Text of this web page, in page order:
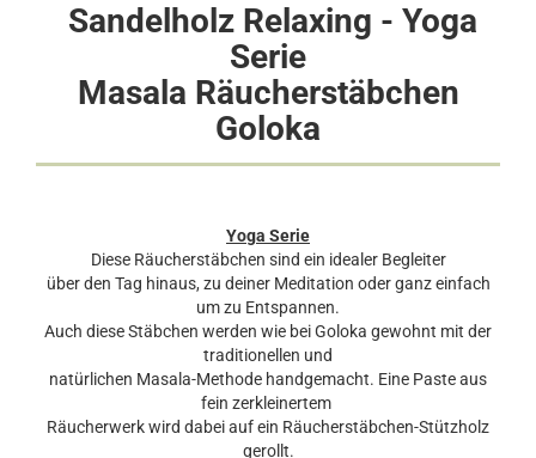
Sandelholz Relaxing - Yoga
Serie
Masala Räucherstäbchen
Goloka
Yoga Serie
Diese Räucherstäbchen sind ein idealer Begleiter
über den Tag hinaus, zu deiner Meditation oder ganz einfach
um zu Entspannen.
Auch diese Stäbchen werden wie bei Goloka gewohnt mit der
traditionellen und
natürlichen Masala-Methode handgemacht. Eine Paste aus
fein zerkleinertem
Räucherwerk wird dabei auf ein Räucherstäbchen-Stützholz
gerollt.